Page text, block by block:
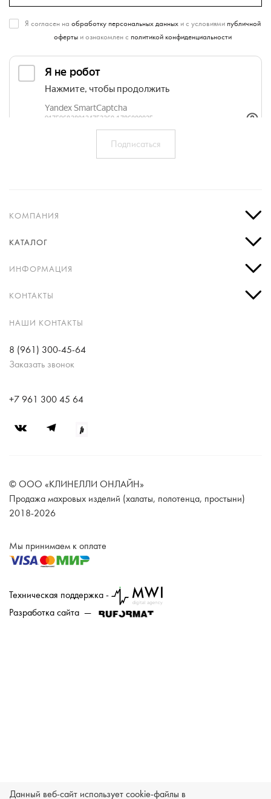
Я согласен на обработку персональных данныхи с условиями публичной
офертыи ознакомлен с политикой конфиденциальности
КОМПАНИЯ
КАТАЛОГ
ИНФОРМАЦИЯ
КОНТАКТЫ
НАШИ КОНТАКТЫ
8 (961) 300-45-64
Заказать звонок
+7 961 300 45 64
© ООО «КЛИНЕЛЛИ ОНЛАЙН»
Продажа махровых изделий (халаты, полотенца, простыни)
2018-2026
Мы принимаем к оплате
Техническая поддержка -
Разработка сайта —
Данный веб-сайт использует cookie-файлы в